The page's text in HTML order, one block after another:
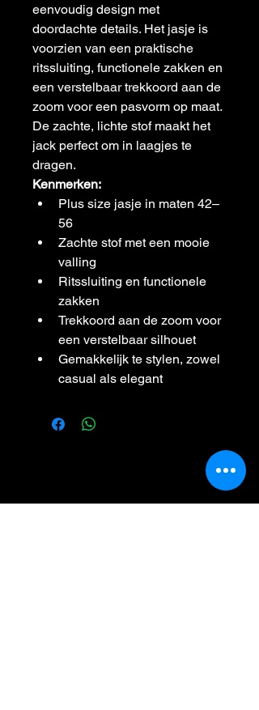
eenvoudig design met
doordachte details. Het jasje is
voorzien van een praktische
ritssluiting, functionele zakken en
een verstelbaar trekkoord aan de
zoom voor een pasvorm op maat.
De zachte, lichte stof maakt het
jack perfect om in laagjes te
dragen.
Kenmerken:
Plus size jasje in maten 42–
56
Zachte stof met een mooie
valling
Ritssluiting en functionele
zakken
Trekkoord aan de zoom voor
een verstelbaar silhouet
Gemakkelijk te stylen, zowel
casual als elegant